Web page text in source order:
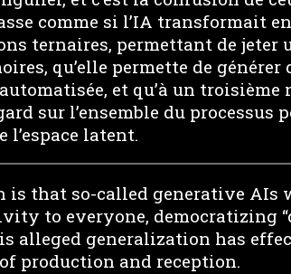
comme si l’IA transformait
ternaires, permettant de jeter
qu’elle permette de générer
et qu’à un
sur l’ensemble du
l’espace latent.
is that so-called generative AIs
to everyone, democratizing
alleged generalization has
production and reception.